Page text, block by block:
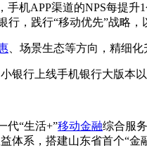
机APP渠道的NPS每提
，践行“移动优先”战略，
、场景生态等方向，精细
银行上线手机银行大版本以
代“生活+”移动金融综合服
系，搭建山东省首个“